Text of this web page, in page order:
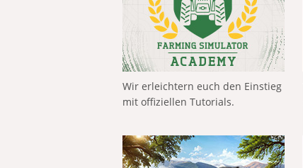
Wir erleichtern euch den Einstieg
mit offiziellen Tutorials.